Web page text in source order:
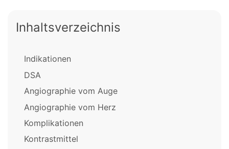
Inhaltsverzeichnis
Indikationen
DSA
Angiographie vom Auge
Angiographie vom Herz
Komplikationen
Kontrastmittel